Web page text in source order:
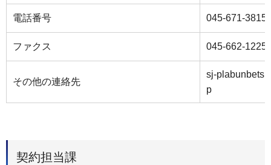
電話番号 045-671-3815
ファクス 045-662-1225
その他の連絡先
sj-
p
契約担当課